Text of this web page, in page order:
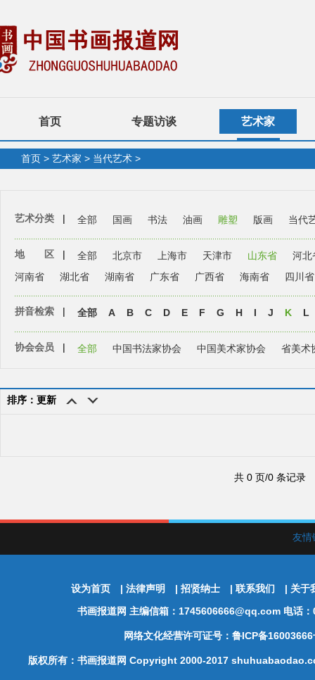
首页 专题访谈 艺术家
首页 > 艺术家 > 当代艺术 >
艺术分类 | 全部 国画 书法 油画 雕塑 版画 当代
地 区 | 全部 北京市 上海市 天津市 山东省
河北
河南省
湖北省 湖南省 广东省 广西省 海南省 四川省
拼音检索 | 全部 A B C D E F G H I J K L
协会会员 | 全部 中国书法家协会 中国美术家协会 省美术
排序：更新
共 0 页/0 条记录
友
设为首页 | 法律声明 | 招贤纳士 | 联系我们 | 关于
书画报道网 主编信箱：1745606666@qq.com 电话
网络文化经营许可证号：鲁ICP备
版权所有：书画报道网 Copyright 2000-2017